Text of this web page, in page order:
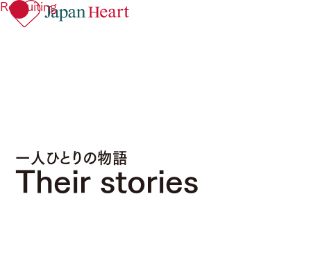
Recruiting
一人ひとりの物語
Their stories